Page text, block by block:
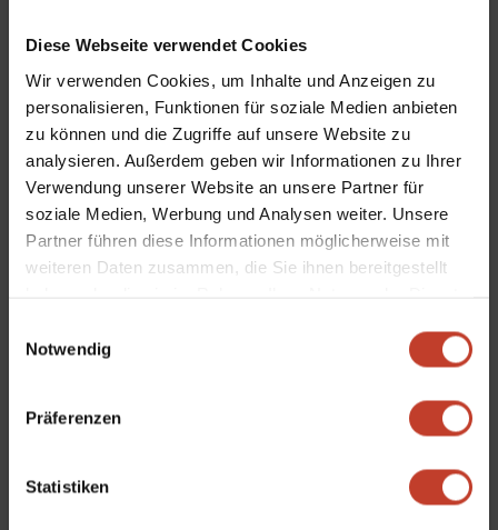
Diese Webseite verwendet Cookies
Wir verwenden Cookies, um Inhalte und Anzeigen zu
personalisieren, Funktionen für soziale Medien anbieten
zu können und die Zugriffe auf unsere Website zu
analysieren. Außerdem geben wir Informationen zu Ihrer
Verwendung unserer Website an unsere Partner für
soziale Medien, Werbung und Analysen weiter. Unsere
Partner führen diese Informationen möglicherweise mit
weiteren Daten zusammen, die Sie ihnen bereitgestellt
Notwendig
Präferenzen
Statistiken
die zum 2. November 2020 in Kraft getreten ist, sind „soziale
Kontakte zu anderen Menschen außerhalb des eigenen
Haushaltes auf das absolut nötige Minimum zu reduzieren“ .
Ansammlungen von Zuschauenden sowohl auf als auch vor
bzw. im Umfeld einer Sportanlage müssen daher
unterbleiben.
Der BFV ist sich bewusst, dass gerade im betroffenen
Bereich des Jugendfußballs bis zwölf Jahre viele Eltern,
Enkelkinder bzw. Verwandten zum Training bringen und auch
wieder abholen. Dass die Zeit zwischen Trainingsbeginn und -
währenddessen gerne beim Fußballspielen zuschauen
Umständen auch unproblematisch.